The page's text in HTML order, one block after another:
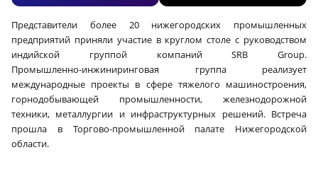
Представители более 20 нижегородских промышленных
предприятий приняли участие в круглом столе с руководством
индийской группой компаний SRB Group.
Промышленно‑инжиниринговая группа реализует
международные проекты в сфере тяжелого машиностроения,
горнодобывающей промышленности, железнодорожной
техники, металлургии и инфраструктурных решений. Встреча
прошла в Торгово-промышленной палате Нижегородской
области.